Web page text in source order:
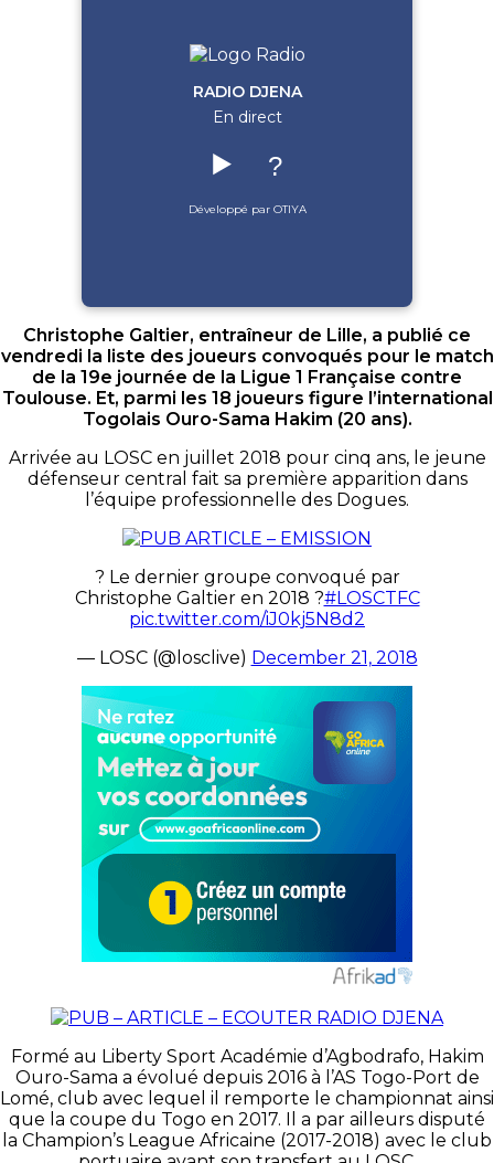
RADIO DJENA
En direct
▶️ ?
Développé par OTIYA
Christophe Galtier, entraîneur de Lille, a publié ce
vendredi la liste des joueurs convoqués pour le match
de la 19e journée de la Ligue 1 Française contre
Toulouse. Et, parmi les 18 joueurs figure l’international
Togolais Ouro-Sama Hakim (20 ans).
Arrivée au LOSCen juillet 2018 pour cinq ans, le jeune
défenseur central fait sa première apparition dans
l’équipe professionnelle des Dogues.
? Le dernier groupe convoqué par
Christophe Galtier en 2018 ?#LOSCTFC
pic.twitter.com/iJ0kj5N8d2
— LOSC (@losclive) December 21, 2018
Formé au Liberty Sport Académie d’Agbodrafo, Hakim
Ouro-Sama a évolué depuis 2016 à l’AS Togo-Port de
Lomé, club avec lequel il remporte le championnat ainsi
que la coupe du Togo en 2017. Il a par ailleurs disputé
la Champion’s League Africaine (2017-2018) avec le club